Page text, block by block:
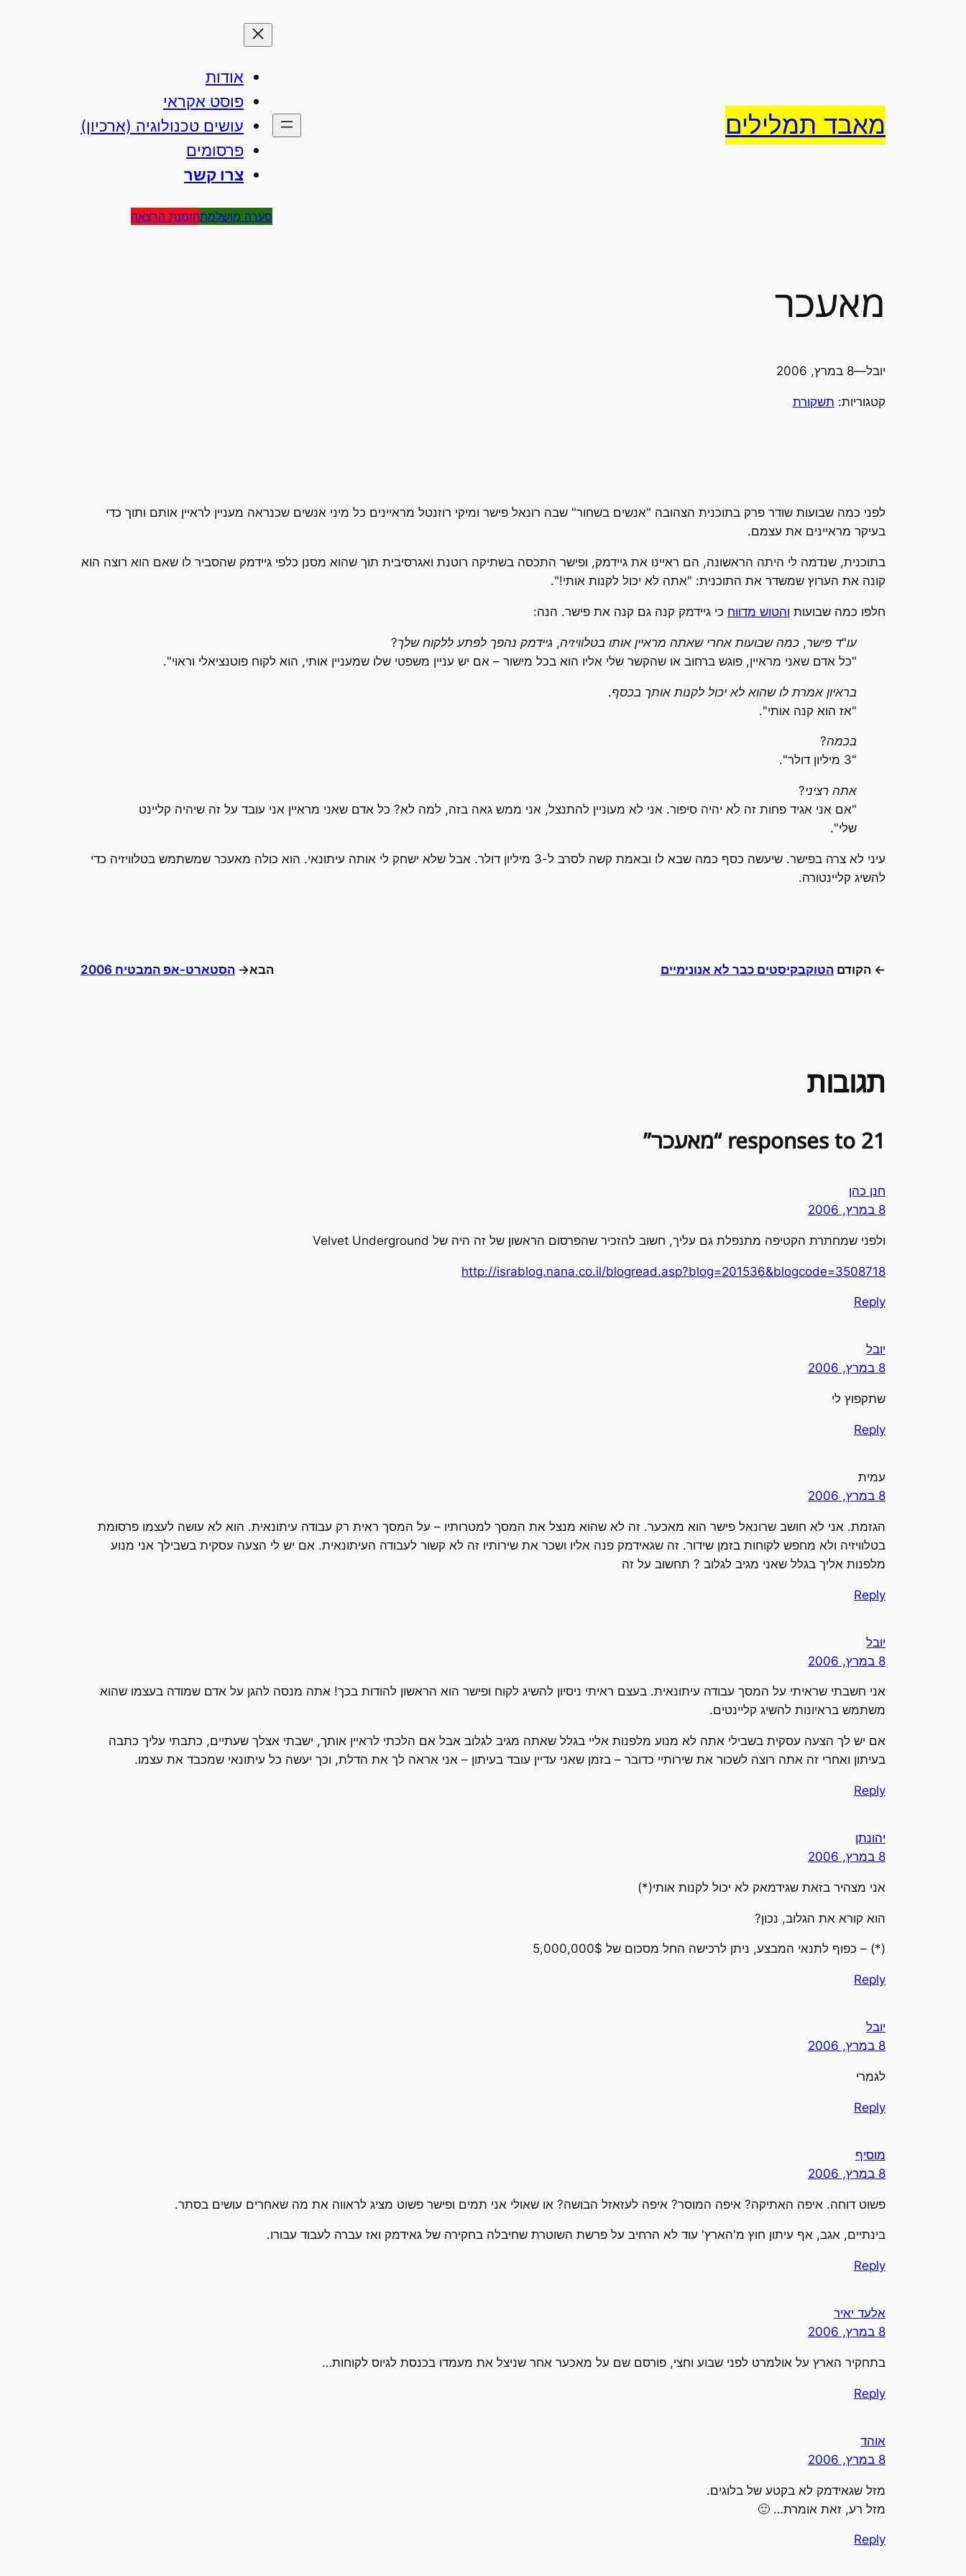
מאבד תמלילים
אודות
פוסט אקראי
עושים טכנולוגיה (ארכיון)
פרסומים
צרו קשר
סערה מושלמתהזמנת הרצאה
מאעכר
יובל—8 במרץ, 2006
קטגוריות: תשקורת
לפני כמה שבועות שודר פרק בתוכנית הצהובה "אנשים בשחור" שבה רונאל פישר ומיקי רוזנטל מראיינים כל מיני אנשים שכנראה מעניין לראיין אותם ותוך כדי
בעיקר מראיינים את עצמם.
בתוכנית, שנדמה לי היתה הראשונה, הם ראיינו את גיידמק, ופישר התכסה בשתיקה רוטנת ואגרסיבית תוך שהוא מסנן כלפי גיידמק שהסביר לו שאם הוא רוצה הוא
קונה את הערוץ שמשדר את התוכנית: "אתה לא יכול לקנות אותי!".
חלפו כמה שבועות והטוש מדווח כי גיידמק קנה גם קנה את פישר. הנה:
עו"ד פישר, כמה שבועות אחרי שאתה מראיין אותו בטלוויזיה, גיידמק נהפך לפתע ללקוח שלך?
"כל אדם שאני מראיין, פוגש ברחוב או שהקשר שלי אליו הוא בכל מישור – אם יש עניין משפטי שלו שמעניין אותי, הוא לקוח פוטנציאלי וראוי".
בראיון אמרת לו שהוא לא יכול לקנות אותך בכסף.
"אז הוא קנה אותי".
בכמה?
"3 מיליון דולר".
אתה רציני?
"אם אני אגיד פחות זה לא יהיה סיפור. אני לא מעוניין להתנצל, אני ממש גאה בזה, למה לא? כל אדם שאני מראיין אני עובד על זה שיהיה קליינט
שלי".
עיני לא צרה בפישר. שיעשה כסף כמה שבא לו ובאמת קשה לסרב ל-3 מיליון דולר. אבל שלא ישחק לי אותה עיתונאי. הוא כולה מאעכר שמשתמש בטלוויזיה כדי
להשיג קליינטורה.
← הקודם הטוקבקיסטים כבר לא אנונימיים הבא→ הסטארט-אפ המבטיח 2006
תגובות
21 responses to “מאעכר”
חנן כהן
8 במרץ, 2006
ולפני שמחתרת הקטיפה מתנפלת גם עליך, חשוב להזכיר שהפרסום הראשון של זה היה של Velvet Underground
http://israblog.nana.co.il/blogread.asp?blog=201536&blogcode=3508718
Reply
יובל
8 במרץ, 2006
שתקפוץ לי
Reply
עמית
8 במרץ, 2006
הגזמת. אני לא חושב שרונאל פישר הוא מאכער. זה לא שהוא מנצל את המסך למטרותיו – על המסך ראית רק עבודה עיתונאית. הוא לא עושה לעצמו פרסומת
בטלוויזיה ולא מחפש לקוחות בזמן שידור. זה שגאידמק פנה אליו ושכר את שירותיו זה לא קשור לעבודה העיתונאית. אם יש לי הצעה עסקית בשבילך אני מנוע
מלפנות אליך בגלל שאני מגיב לגלוב ? תחשוב על זה
Reply
יובל
8 במרץ, 2006
אני חשבתי שראיתי על המסך עבודה עיתונאית. בעצם ראיתי ניסיון להשיג לקוח ופישר הוא הראשון להודות בכך! אתה מנסה להגן על אדם שמודה בעצמו שהוא
משתמש בראיונות להשיג קליינטים.
אם יש לך הצעה עסקית בשבילי אתה לא מנוע מלפנות אליי בגלל שאתה מגיב לגלוב אבל אם הלכתי לראיין אותך, ישבתי אצלך שעתיים, כתבתי עליך כתבה
בעיתון ואחרי זה אתה רוצה לשכור את שירותיי כדובר – בזמן שאני עדיין עובד בעיתון – אני אראה לך את הדלת, וכך יעשה כל עיתונאי שמכבד את עצמו.
Reply
יהונתן
8 במרץ, 2006
אני מצהיר בזאת שגידמאק לא יכול לקנות אותי(*)
הוא קורא את הגלוב, נכון?
(*) – כפוף לתנאי המבצע, ניתן לרכישה החל מסכום של 5,000,000$
Reply
יובל
8 במרץ, 2006
לגמרי
Reply
מוסיף
8 במרץ, 2006
פשוט דוחה. איפה האתיקה? איפה המוסר? איפה לעזאזל הבושה? או שאולי אני תמים ופישר פשוט מציג לראווה את מה שאחרים עושים בסתר.
בינתיים, אגב, אף עיתון חוץ מ'הארץ' עוד לא הרחיב על פרשת השוטרת שחיבלה בחקירה של גאידמק ואז עברה לעבוד עבורו.
Reply
אלעד יאיר
8 במרץ, 2006
בתחקיר הארץ על אולמרט לפני שבוע וחצי, פורסם שם על מאכער אחר שניצל את מעמדו בכנסת לגיוס לקוחות…
Reply
אוהד
8 במרץ, 2006
מזל שגאידמק לא בקטע של בלוגים.
מזל רע, זאת אומרת… 🙂
Reply